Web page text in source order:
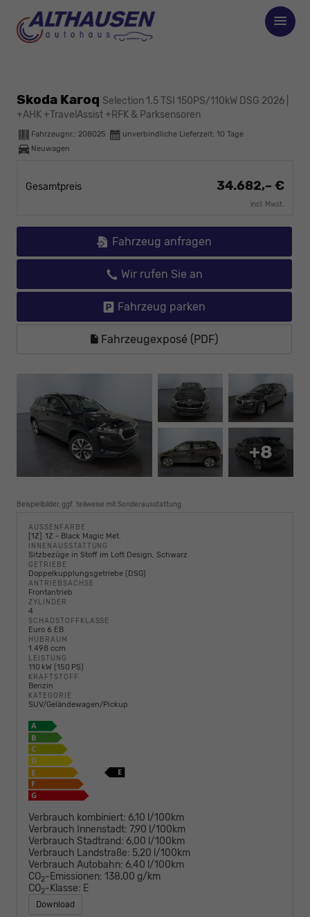
Skoda Karoq Selection 1.5 TSI 150PS/110kW DSG 2026 |
+AHK +TravelAssist +RFK & Parksensoren
Fahrzeugnr.: 208025 unverbindliche Lieferzeit: 10 Tage
Neuwagen
Gesamtpreis 34.682,– €
incl. Mwst.
Fahrzeug anfragen
Wir rufen Sie an
Fahrzeug parken
Fahrzeugexposé (PDF)
+8
Beispielbilder, ggf. teilweise mit Sonderausstattung
AUSSENFARBE
1Z 1Z - Black Magic Met.
INNENAUSSTATTUNG
Sitzbezüge in Stoff im Loft Design, Schwarz
GETRIEBE
Doppelkupplungsgetriebe (DSG)
ANTRIEBSACHSE
Frontantrieb
ZYLINDER
4
SCHADSTOFFKLASSE
Euro 6 EB
HUBRAUM
1.498 ccm
LEISTUNG
110 kW (150 PS)
KRAFTSTOFF
Benzin
KATEGORIE
SUV/Geländewagen/Pickup
Verbrauch kombiniert: 6,10 l/100km
Verbrauch Innenstadt: 7,90 l/100km
Verbrauch Stadtrand: 6,00 l/100km
Verbrauch Landstraße: 5,20 l/100km
Verbrauch Autobahn: 6,40 l/100km
CO2-Emissionen: 138,00 g/km
CO2-Klasse: E
Download